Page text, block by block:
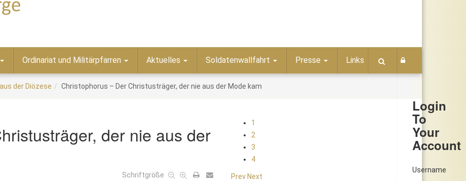
Login
To
Your
Account
Username
Ordinariat und Militärpfarren Aktuelles Soldatenwallfahrt Presse Links
der Diözese Christophorus – Der Christusträger, der nie aus der Mode kam
der nie aus der
Schriftgröße
1
2
3
4
Prev Next